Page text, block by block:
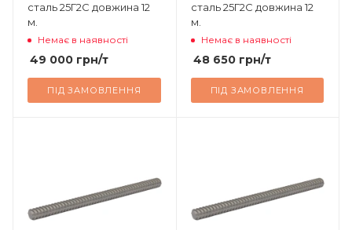
сталь 25Г2С довжина 12
м.
Немає в наявності
49 000 грн/т
ПІД ЗАМОВЛЕННЯ
сталь 25Г2С довжина 12
м.
Немає в наявності
48 650грн/т
ПІД ЗАМОВЛЕННЯ